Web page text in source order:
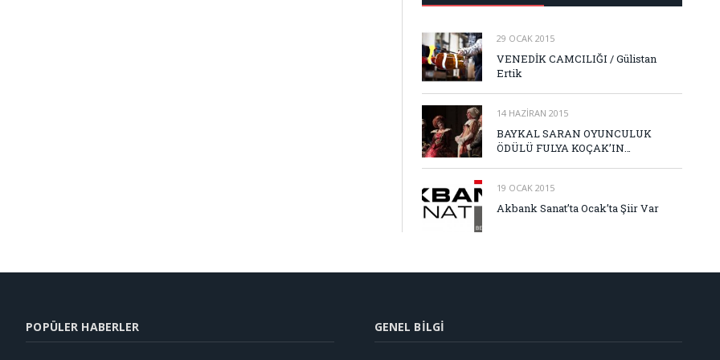
29 OCAK 2015
VENEDİK CAMCILIĞI / Gülistan
Ertik
14 HAZIRAN 2015
BAYKAL SARAN OYUNCULUK
ÖDÜLÜ FULYA KOÇAK’IN…
19 OCAK 2015
Akbank Sanat’ta Ocak’ta Şiir Var
POPÜLER HABERLER GENEL BILGI